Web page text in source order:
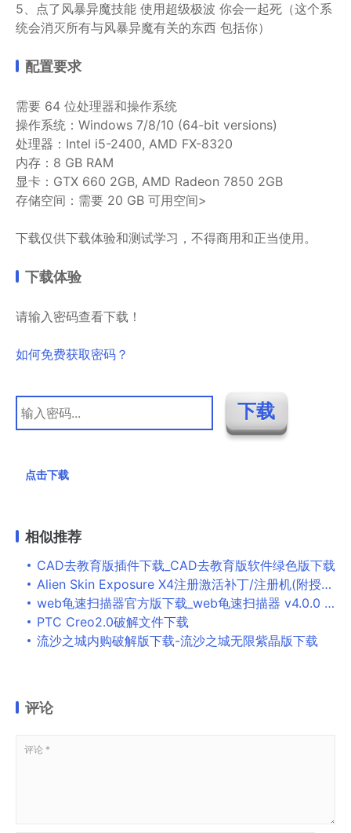
5、点了风暴异魔技能 使用超级极波 你会一起死（这个系
统会消灭所有与风暴异魔有关的东西 包括你）
配置要求
需要 64 位处理器和操作系统
操作系统：Windows 7/8/10 (64-bit versions)
处理器：Intel i5-2400, AMD FX-8320
内存：8 GB RAM
显卡：GTX 660 2GB, AMD Radeon 7850 2GB
存储空间：需要 20 GB 可用空间>
下载仅供下载体验和测试学习，不得商用和正当使用。
下载体验
请输入密码查看下载！
如何免费获取密码？
点击下载
相似推荐
CAD去教育版插件下载_CAD去教育版软件绿色版下载
Alien Skin Exposure X4注册激活补丁/注册机(附授权码+使用教程)下载
web龟速扫描器官方版下载_web龟速扫描器 v4.0.0 最新版
PTC Creo2.0破解文件下载
流沙之城内购破解版下载-流沙之城无限紫晶版下载
评论